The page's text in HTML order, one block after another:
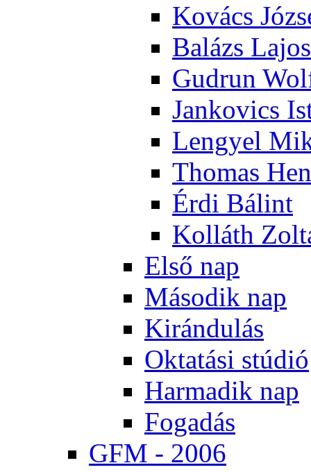
Ko­vács
Ba­lázs La­jos
Gud­run
Jan­ko­vics
Len­gyel
Tho­mas
Ér­di Bá­lint
Kol­láth
El­ső nap
Má­so­dik nap
Ki­rán­du­lás
Ok­ta­tá­si stú­dió
Har­ma­dik nap
Fo­ga­dás
GFM - 2006